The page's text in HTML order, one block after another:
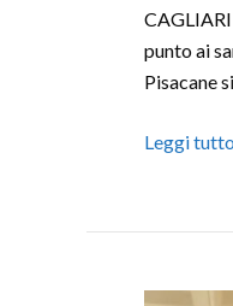
punto ai
Pisacane
Leggi